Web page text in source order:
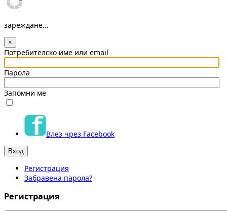
зареждане...
×
Потребителско име или email
Парола
Запомни ме
Влез чрез Facebook
Регистрация
Забравена парола?
Регистрация